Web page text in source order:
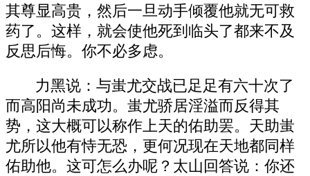
其尊显高贵，然后一旦动手倾覆他就无可救
药了。这样，就会使他死到临头了都来不及
反思后悔。你不必多虑。
力黑说：与蚩尤交战已足足有六十次了
而高阳尚未成功。蚩尤骄居淫溢而反得其
势，这大概可以称作上天的佑助罢。天助蚩
尤所以他有恃无恐，更何况现在天地都同样
佑助他。这可怎么办呢？太山回答说：你还